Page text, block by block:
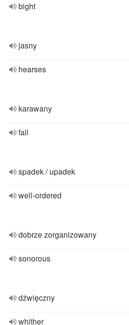
bight
jasny
hearses
karawany
fall
spadek / upadek
well-ordered
dobrze zorganizowany
sonorous
dźwięczny
whither